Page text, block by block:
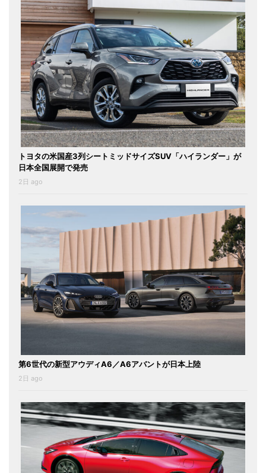
トヨタの米国産3列シートミッドサイズSUV「ハイランダー」が
日本全国展開で発売
2日 ago
第6世代の新型アウディA6／A6アバントが日本上陸
2日 ago